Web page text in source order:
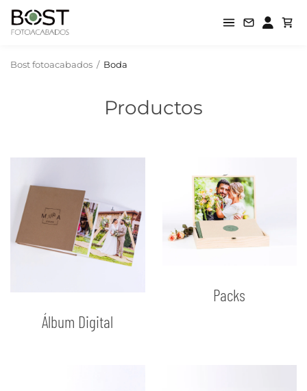
Bost fotoacabados / Boda
Productos
Álbum Digital
Packs